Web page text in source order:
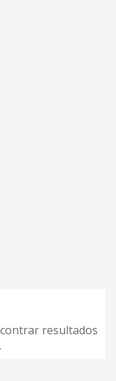
resultados